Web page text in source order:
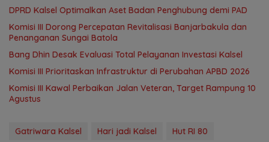
‎DPRD Kalsel Optimalkan Aset Badan Penghubung demi PAD
‎Komisi III Dorong Percepatan Revitalisasi Banjarbakula dan
Penanganan Sungai Batola
‎Bang Dhin Desak Evaluasi Total Pelayanan Investasi Kalsel
‎Komisi III Prioritaskan Infrastruktur di Perubahan APBD 2026
Komisi III Kawal Perbaikan Jalan Veteran, Target Rampung 10
Agustus
Gatriwara Kalsel Hari jadi Kalsel
Hut RI 80